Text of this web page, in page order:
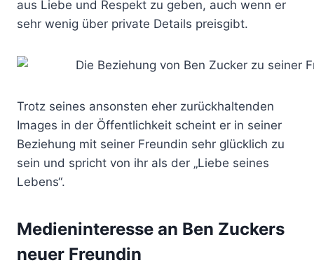
aus Liebe und Respekt zu geben, auch wenn er
sehr wenig über private Details preisgibt.
Trotz seines ansonsten eher zurückhaltenden
Images in der Öffentlichkeit scheint er in seiner
Beziehung mit seiner Freundin sehr glücklich zu
sein und spricht von ihr als der „Liebe seines
Lebens“.
Medieninteresse an Ben Zuckers
neuer Freundin